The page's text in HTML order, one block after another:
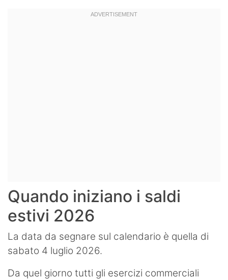
Quando iniziano i saldi
estivi 2026
La data da segnare sul calendario è quella di
sabato 4 luglio 2026.
Da quel giorno tutti gli esercizi commerciali